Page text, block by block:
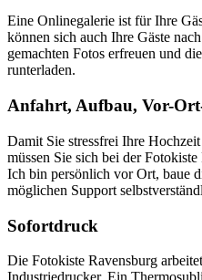
Eine Onlinegalerie ist für Ihre
können sich auch Ihre Gäste
gemachten Fotos erfreuen und
runterladen.
Anfahrt, Aufbau, Vor-
Damit Sie stressfrei Ihre
müssen Sie sich bei der
Ich bin persönlich vor Ort, baue
möglichen Support
Sofortdruck
Die Fotokiste Ravensburg